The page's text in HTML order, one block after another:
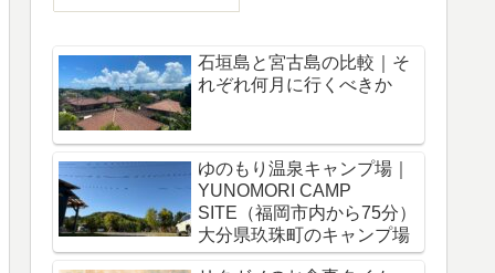
石垣島と宮古島の比較｜そ
れぞれ何月に行くべきか
ゆのもり温泉キャンプ場｜
YUNOMORI CAMP
SITE（福岡市内から75分）
大分県玖珠町のキャンプ場